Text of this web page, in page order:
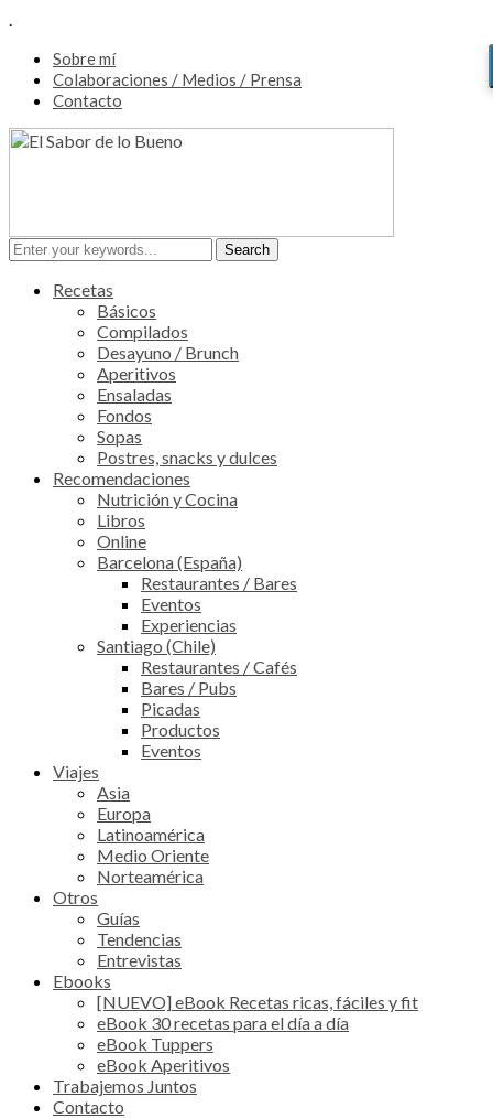
.
Sobre mí
Colaboraciones / Medios / Prensa
Contacto
Recetas
Básicos
Compilados
Desayuno / Brunch
Aperitivos
Ensaladas
Fondos
Sopas
Postres, snacks y dulces
Recomendaciones
Nutrición y Cocina
Libros
Online
Barcelona (España)
Restaurantes / Bares
Eventos
Experiencias
Santiago (Chile)
Restaurantes / Cafés
Bares / Pubs
Picadas
Productos
Eventos
Viajes
Asia
Europa
Latinoamérica
Medio Oriente
Norteamérica
Otros
Guías
Tendencias
Entrevistas
Ebooks
[NUEVO] eBook Recetas ricas, fáciles y fit
eBook 30 recetas para el día a día
eBook Tuppers
eBook Aperitivos
Trabajemos Juntos
Contacto